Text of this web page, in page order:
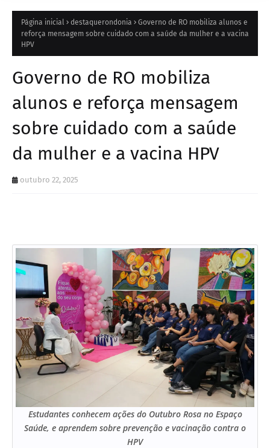
Página inicial destaquerondonia
Governo de RO mobiliza alunos e
reforça mensagem sobre cuidado com a saúde da mulher e a vacina
HPV
Governo de RO mobiliza
alunos e reforça mensagem
sobre cuidado com a saúde
da mulher e a vacina HPV
outubro 22, 2025
Estudantes conhecem ações do Outubro Rosa no Espaço
Saúde, e aprendem sobre prevenção e vacinação contra o
HPV